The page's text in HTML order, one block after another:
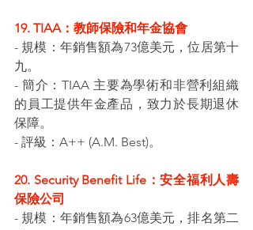
19. TIAA：教師保險和年金協會
- 規模：年銷售額為73億美元，位居第十
九。
- 簡介：TIAA 主要為學術和非營利組織
的員工提供年金產品，致力於長期退休
保障。
- 評級：A++ (A.M. Best)。
20. Security Benefit Life：安全福利人壽
保險公司
- 規模：年銷售額為63億美元，排名第二